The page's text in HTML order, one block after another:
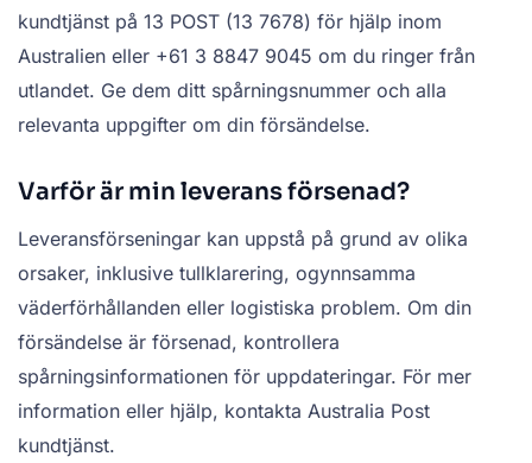
kundtjänst på 13 POST (13 7678) för hjälp inom
Australien eller +61 3 8847 9045 om du ringer från
utlandet. Ge dem ditt spårningsnummer och alla
relevanta uppgifter om din försändelse.
Varför är min leverans försenad?
Leveransförseningar kan uppstå på grund av olika
orsaker, inklusive tullklarering, ogynnsamma
väderförhållanden eller logistiska problem. Om din
försändelse är försenad, kontrollera
spårningsinformationen för uppdateringar. För mer
information eller hjälp, kontakta Australia Post
kundtjänst.